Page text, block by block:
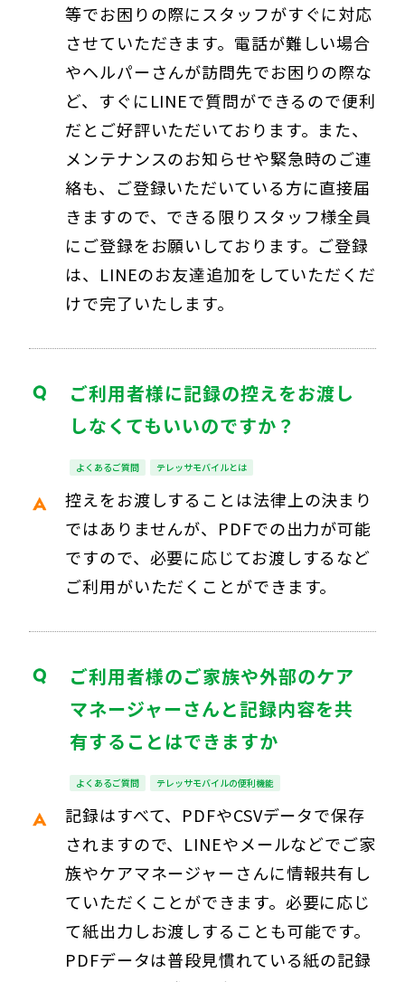
等でお困りの際にスタッフがすぐに対応
させていただきます。電話が難しい場合
やヘルパーさんが訪問先でお困りの際な
ど、すぐにLINEで質問ができるので便利
だとご好評いただいております。また、
メンテナンスのお知らせや緊急時のご連
絡も、ご登録いただいている方に直接届
きますので、できる限りスタッフ様全員
にご登録をお願いしております。ご登録
は、LINEのお友達追加をしていただくだ
けで完了いたします。
ご利用者様に記録の控えをお渡し
しなくてもいいのですか？
よくあるご質問 テレッサモバイルとは
控えをお渡しすることは法律上の決まり
ではありませんが、PDFでの出力が可能
ですので、必要に応じてお渡しするなど
ご利用がいただくことができます。
ご利用者様のご家族や外部のケア
マネージャーさんと記録内容を共
有することはできますか
よくあるご質問 テレッサモバイルの便利機能
記録はすべて、PDFやCSVデータで保存
されますので、LINEやメールなどでご家
族やケアマネージャーさんに情報共有し
ていただくことができます。必要に応じ
て紙出力しお渡しすることも可能です。
PDFデータは普段見慣れている紙の記録